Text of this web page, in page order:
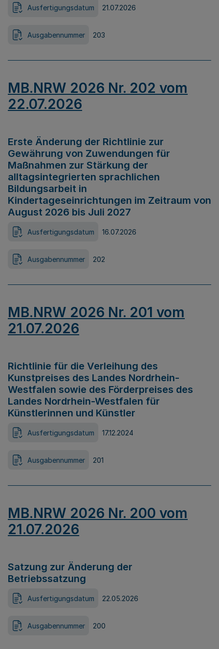
Ausfertigungsdatum 21.07.2026
Ausgabennummer 203
MB.NRW 2026 Nr. 202 vom
22.07.2026
Erste Änderung der Richtlinie zur
Gewährung von Zuwendungen für
Maßnahmen zur Stärkung der
alltagsintegrierten sprachlichen
Bildungsarbeit in
Kindertageseinrichtungen im Zeitraum von
August 2026 bis Juli 2027
Ausfertigungsdatum 16.07.2026
Ausgabennummer 202
MB.NRW 2026 Nr. 201 vom
21.07.2026
Richtlinie für die Verleihung des
Kunstpreises des Landes Nordrhein-
Westfalen sowie des Förderpreises des
Landes Nordrhein-Westfalen für
Künstlerinnen und Künstler
Ausfertigungsdatum 17.12.2024
Ausgabennummer 201
MB.NRW 2026 Nr. 200 vom
21.07.2026
Satzung zur Änderung der
Betriebssatzung
Ausfertigungsdatum 22.05.2026
Ausgabennummer 200